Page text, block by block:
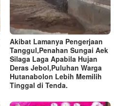
Akibat Lamanya Pengerjaan
Tanggul,Penahan Sungai Aek
Silaga Laga Apabila Hujan
Deras Jebol,Puluhan Warga
Hutanabolon Lebih Memilih
Tinggal di Tenda.